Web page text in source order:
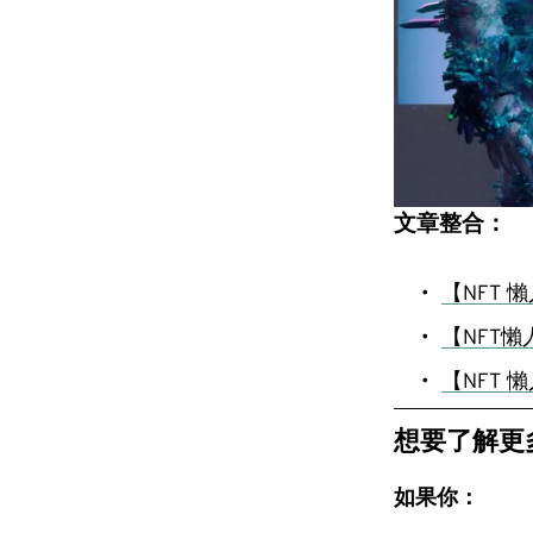
文章整合：
【NFT
【NFT
【NFT
想要了解
如果你：